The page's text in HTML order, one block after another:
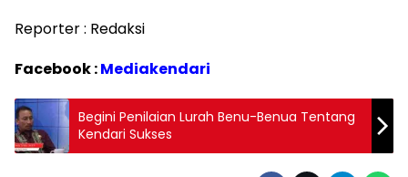
Reporter : Redaksi
Facebook :Mediakendari
Begini Penilaian Lurah Benu-Benua Tentang
Kendari Sukses